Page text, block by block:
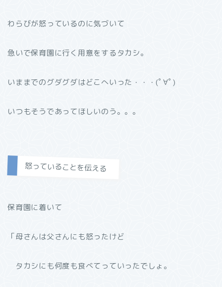
わらびが怒っているのに気づいて
急いで保育園に行く用意をするタカシ。
いままでのグダグダはどこへいった・・・(ﾟ∀ﾟ)
いつもそうであってほしいのう。。。
怒っていることを伝える
保育園に着いて
「母さんは父さんにも怒ったけど
タカシにも何度も食べてっていったでしょ。